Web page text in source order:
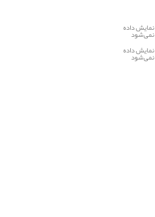
نمایش داده
نمی‌شود
نمایش داده
نمی‌شود